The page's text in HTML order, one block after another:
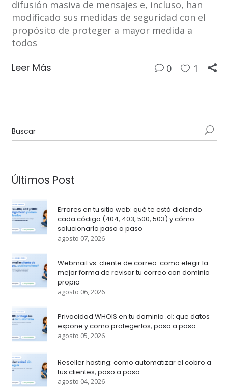
difusión masiva de mensajes e, incluso, han
modificado sus medidas de seguridad con el
propósito de proteger a mayor medida a
todos
Leer Más 0 1
Últimos Post
Errores en tu sitio web: qué te está diciendo
cada código (404, 403, 500, 503) y cómo
solucionarlo paso a paso
agosto 07, 2026
Webmail vs. cliente de correo: como elegir la
mejor forma de revisar tu correo con dominio
propio
agosto 06, 2026
Privacidad WHOIS en tu dominio .cl: que datos
expone y como protegerlos, paso a paso
agosto 05, 2026
Reseller hosting: como automatizar el cobro a
tus clientes, paso a paso
agosto 04, 2026